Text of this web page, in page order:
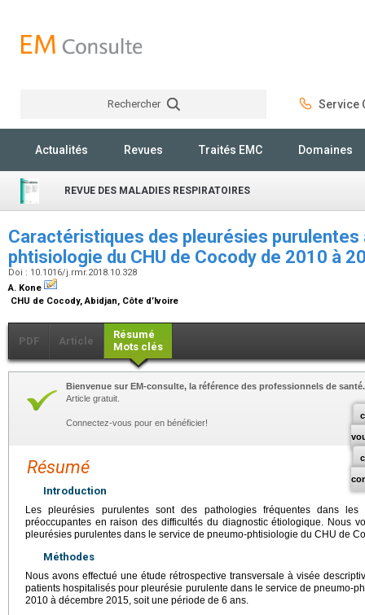
Rechercher Service
Actualités Revues Traités EMC Domaines
REVUE DES MALADIES RESPIRATOIRES
Caractéristiques des pleurésies purulentes
phtisiologie du CHU de Cocody de 2010 à
Doi : 10.1016/j.rmr.2018.10.328
A. Kone
CHU de Cocody, Abidjan, Côte d’Ivoire
PDF Article
Résumé
Mots clés
Bienvenue sur EM-consulte, la référence des professionnels de santé.
Article gratuit.
Connectez-vous pour en bénéficier!
Résumé
Introduction
Les pleurésies purulentes sont des pathologies fréquentes dans
préoccupantes en raison des difficultés du diagnostic étiologique. Nous
pleurésies purulentes dans le service de pneumo-phtisiologie du CHU de
Méthodes
Nous avons effectué une étude rétrospective transversale à visée
patients hospitalisés pour pleurésie purulente dans le service de pneumo-
2010 à décembre 2015, soit une période de 6 ans.